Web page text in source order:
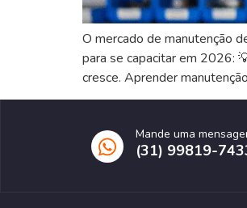
O mercado de manutenção
para se capacitar em 2026:
cresce. Aprender
Mande uma
(31) 99819-